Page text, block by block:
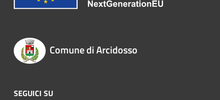
Comune di Arcidosso
SEGUICI SU